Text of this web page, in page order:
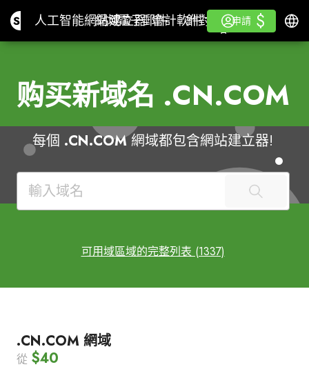
Site.pro人工智能網站建立器
人工智能網站建立器
網域
網域電子郵件
電子郵件會計軟件
會計軟件針對經銷商白色標籤
針對經銷商
白色標籤
學
學申請
申請
登入 $
$ 繁體
购买新域名 .CN.COM
每個 .CN.COM網域都包含網站建立器!
可用域區域的完整列表 (1337)
.CN.COM 網域
從 $40